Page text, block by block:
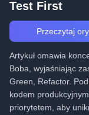
Test First
Przeczytaj
Artykuł omawia
Boba, wyjaśniając
Green, Refactor.
kodem
priorytetem, aby